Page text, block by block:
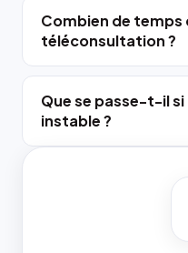
Combien de temps
téléconsultation ?
Que se passe-t-il
instable ?